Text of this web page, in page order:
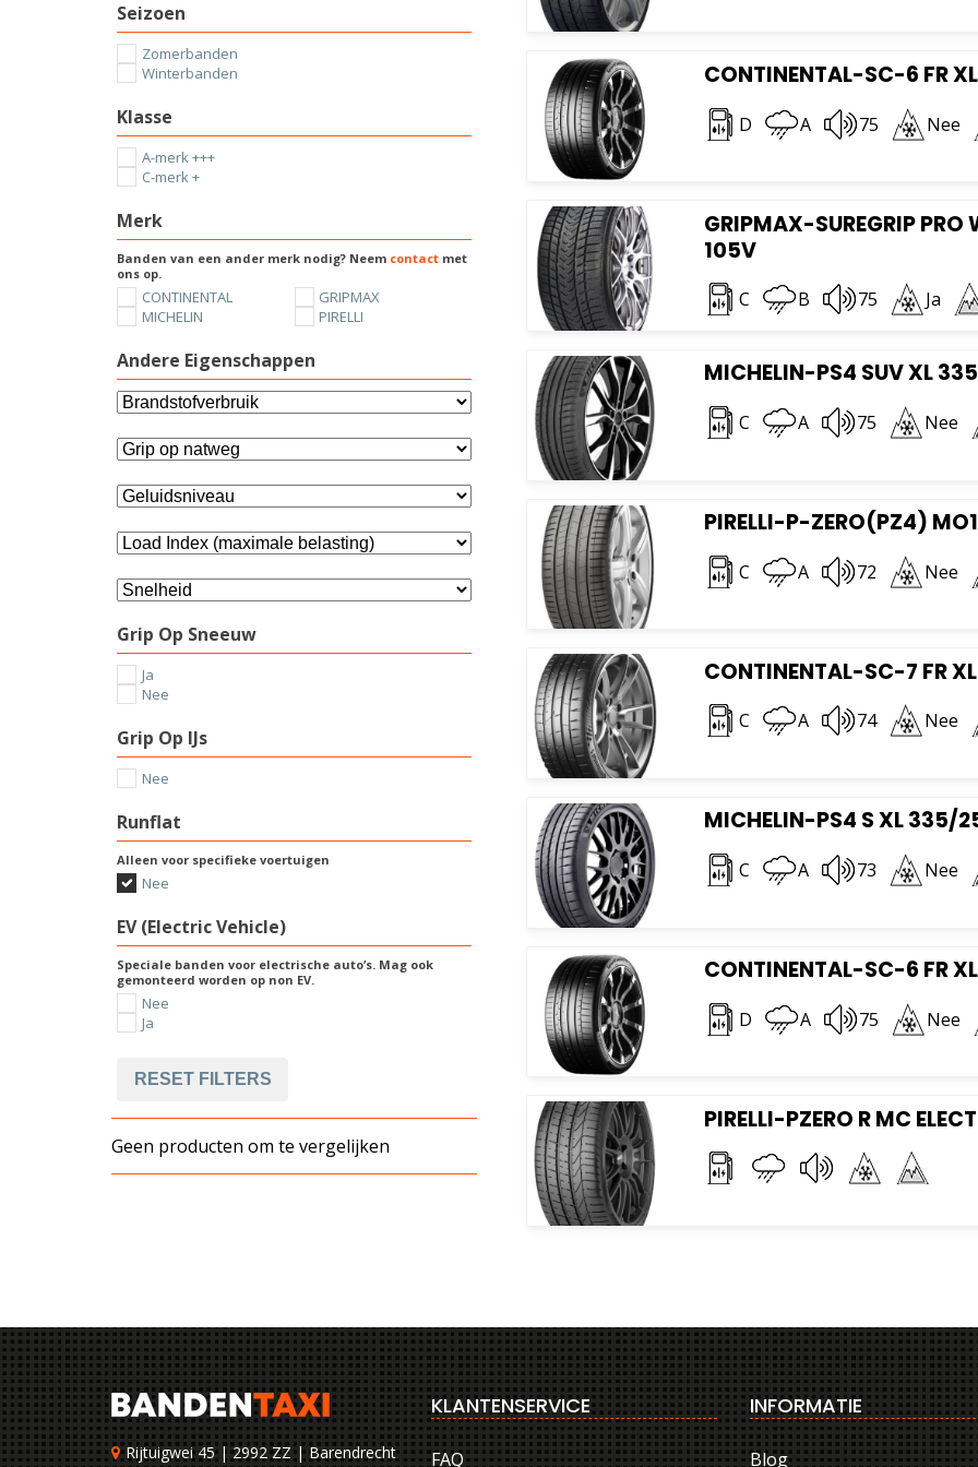
CONTINENTAL-SC-6 FR
D A 75 Nee
GRIPMAX-SUREGRIP
105V
C B 75 Ja
MICHELIN-PS4 SUV XL
C A 75 Nee
PIRELLI-P-ZERO(PZ4)
C A 72 Nee
CONTINENTAL-SC-7 FR
C A 74 Nee
MICHELIN-PS4 S XL 335/
C A 73 Nee
CONTINENTAL-SC-6 FR
D A 75 Nee
PIRELLI-PZERO R MC
Seizoen
Zomerbanden
Winterbanden
Klasse
A-merk +++
C-merk +
Merk
Banden van een ander merk nodig? Neem contact met
ons op.
CONTINENTAL
GRIPMAX
MICHELIN
PIRELLI
Andere Eigenschappen
Grip Op Sneeuw
Ja
Nee
Grip Op IJs
Nee
Runflat
Alleen voor specifieke voertuigen
Nee
EV (Electric Vehicle)
Speciale banden voor electrische auto’s. Mag ook
gemonteerd worden op non EV.
Nee
Ja
RESET FILTERS
Geen producten om te vergelijken
Rijtuigwei 45 | 2992 ZZ | Barendrecht
KLANTENSERVICE
FAQ
INFORMATIE
Blog